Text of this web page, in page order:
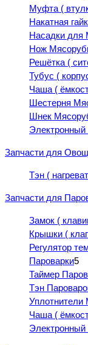
Муфта (
Накатная
Насадки для
Нож
Решётка (
Тубус (
Чаша (
Шестерня
Шнек
Запчасти для
Тэн (
Запчасти для
Замок (
Крышки (
Регулятор
Пароварки5
Таймер
Тэн
Уплотнители
Чаша (
Электронный